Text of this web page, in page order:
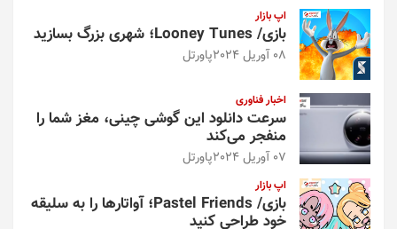
اپ بازار
بازی/ Looney Tunes؛ شهری بزرگ بسازید
08 آوریل 2024 پاورتل
اخبار فناوری
سرعت دانلود این گوشی چینی، مغز شما را
منفجر می‌کند
07 آوریل 2024 پاورتل
اپ بازار
بازی/ Pastel Friends؛ آواتارها را به سلیقه
خود طراحی کنید